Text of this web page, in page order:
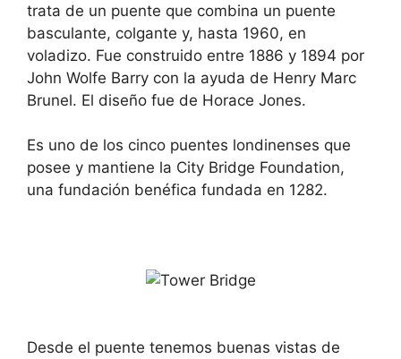
trata de un puente que combina un puente
basculante, colgante y, hasta 1960, en
voladizo. Fue construido entre 1886 y 1894 por
John Wolfe Barry con la ayuda de Henry Marc
Brunel. El diseño fue de Horace Jones.
Es uno de los cinco puentes londinenses que
posee y mantiene la City Bridge Foundation,
una fundación benéfica fundada en 1282.
Desde el puente tenemos buenas vistas de